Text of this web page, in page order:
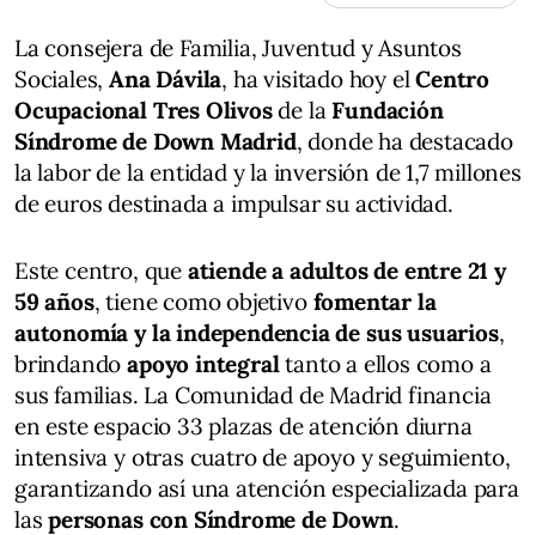
La consejera de Familia, Juventud y Asuntos
Sociales,Ana Dávila, ha visitado hoy elCentro
Ocupacional Tres Olivosde la Fundación
Síndrome de Down Madrid, donde ha destacado
la labor de la entidad y la inversión de 1,7 millones
de euros destinada a impulsar su actividad.
Este centro, que atiende a adultos de entre 21 y
59 años, tiene como objetivo fomentar la
autonomía y la independencia de sus usuarios,
brindandoapoyo integraltanto a ellos como a
sus familias. La Comunidad de Madrid financia
en este espacio 33 plazas de atención diurna
intensiva y otras cuatro de apoyo y seguimiento,
garantizando así una atención especializada para
laspersonas con Síndrome de Down.